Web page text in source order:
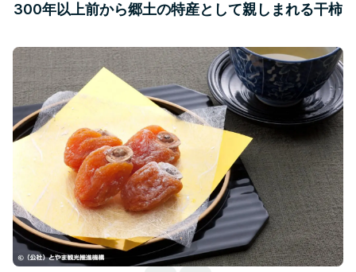
300年以上前から郷土の特産として親しまれる干柿